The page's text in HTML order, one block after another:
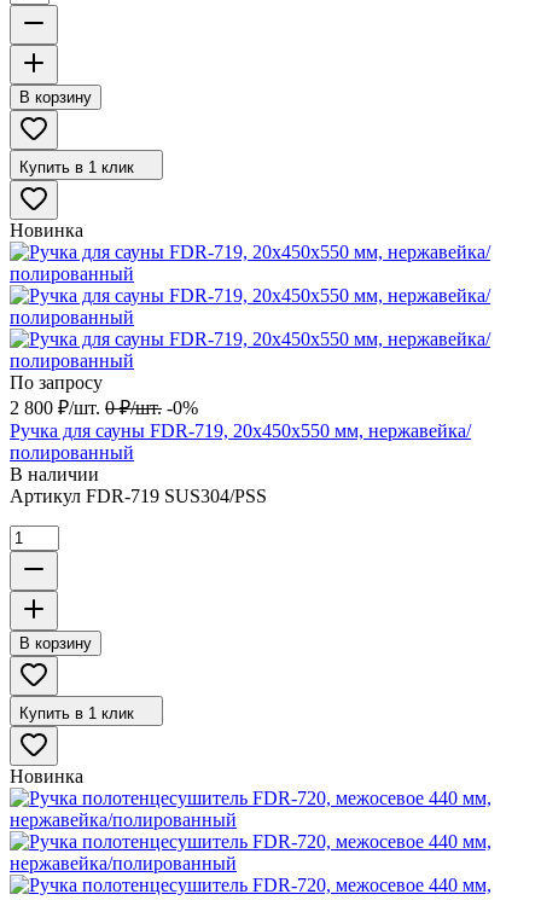
В корзину
Купить в 1 клик
Новинка
По запросу
2 800 ₽/шт. 0 ₽/шт. -0%
Ручка для сауны FDR-719, 20х450х550 мм, нержавейка/
полированный
В наличии
Артикул FDR-719 SUS304/PSS
В корзину
Купить в 1 клик
Новинка